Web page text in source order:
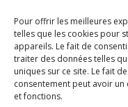
Pour offrir les meilleures
telles que les cookies pour
appareils. Le fait de
traiter des données telles
uniques sur ce site. Le fait
consentement peut avoir
et fonctions.
Desmaures QC G3A